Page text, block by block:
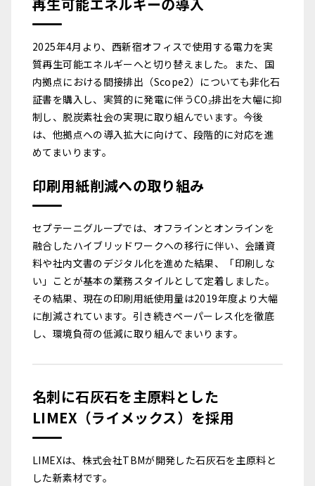
再生可能エネルギーの導入
2025年4月より、西新宿オフィスで使用する電力を実
質再生可能エネルギーへと切り替えました。また、国
内拠点における間接排出（Scope2）についても非化石
証書を購入し、実質的に発電に伴うCO₂排出を大幅に抑
制し、脱炭素社会の実現に取り組んでいます。今後
は、他拠点への導入拡大に向けて、段階的に対応を進
めてまいります。
印刷用紙削減への取り組み
セプテーニグループでは、オフラインとオンラインを
融合したハイブリッドワークへの移行に伴い、会議資
料や社内文書のデジタル化を進めた結果、「印刷しな
い」ことが基本の業務スタイルとして定着しました。
その結果、現在の印刷用紙使用量は2019年度より大幅
に削減されています。引き続きペーパーレス化を徹底
し、環境負荷の低減に取り組んでまいります。
名刺に石灰石を主原料とした
LIMEX（ライメックス）を採用
LIMEXは、株式会社TBMが開発した石灰石を主原料と
した新素材です。